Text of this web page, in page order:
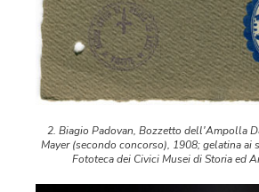
2. Biagio Padovan, Bozzetto dell'Ampolla
Mayer (secondo concorso), 1908; gelatina ai
Fototeca dei Civici Musei di Storia ed